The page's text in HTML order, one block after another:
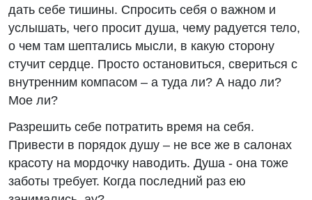
дать себе тишины. Спросить себя о важном и
услышать, чего просит душа, чему радуется тело,
о чем там шептались мысли, в какую сторону
стучит сердце. Просто остановиться, свериться с
внутренним компасом – а туда ли? А надо ли?
Мое ли?
Разрешить себе потратить время на себя.
Привести в порядок душу – не все же в салонах
красоту на мордочку наводить. Душа - она тоже
заботы требует. Когда последний раз ею